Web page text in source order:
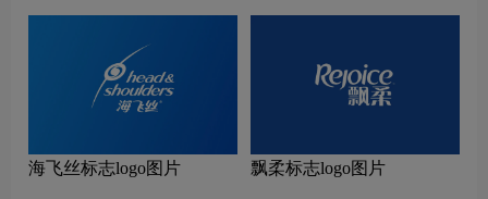
海飞丝标志logo图片 飘柔标志logo图片